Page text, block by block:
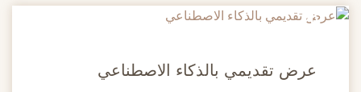
20
عرض تقديمي بالذكاء الاصطناعي